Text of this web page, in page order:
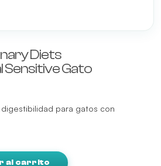
Diets
Gato
para gatos con
al carrito